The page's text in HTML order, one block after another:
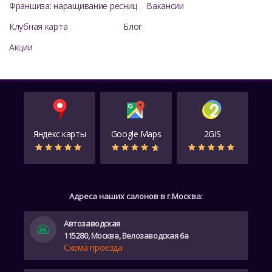
Франшиза: наращивание ресниц
Вакансии
Клубная карта
Блог
Акции
Яндекс карты Google Maps 2GIS
Адреса наших салонов в г.Москва:
Автозаводская
115280, Москва, Велозаводская 6а
Схема проезда